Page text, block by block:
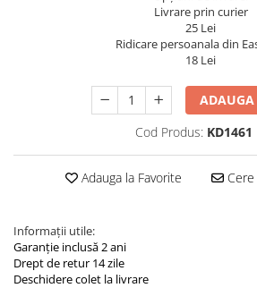
Navigatii Iveco
Navigatii Chrysler
Livrare prin curier
25 Lei
Ridicare persoanala din
18 Lei
ADAUGA
Cod Produs: KD1461
Adauga la Favorite Cere
Informații utile:
Garanție inclusă 2 ani
Drept de retur 14 zile
Deschidere colet la livrare